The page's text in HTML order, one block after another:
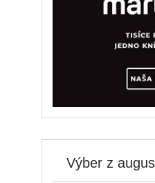
Výber z